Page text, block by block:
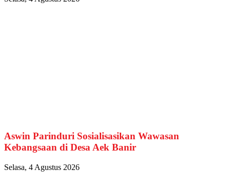
Aswin Parinduri Sosialisasikan Wawasan
Kebangsaan di Desa Aek Banir
Selasa, 4 Agustus 2026